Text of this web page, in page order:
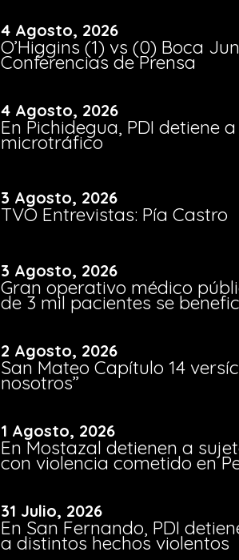
4 Agosto, 2026
O’Higgins (1) vs (0) Boca
Conferencias de Prensa
4 Agosto, 2026
En Pichidegua, PDI detiene
microtráfico
3 Agosto, 2026
TVO Entrevistas: Pía Castro
3 Agosto, 2026
Gran operativo médico
de 3 mil pacientes se
2 Agosto, 2026
San Mateo Capítulo 14
nosotros”
1 Agosto, 2026
En Mostazal detienen a
con violencia cometido en
31 Julio, 2026
En San Fernando, PDI
a distintos hechos violentos